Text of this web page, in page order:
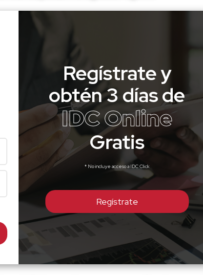
Regístrate y
obtén 3 días de
IDC Online
Gratis
* No incluye acceso a IDC Click
Regístrate